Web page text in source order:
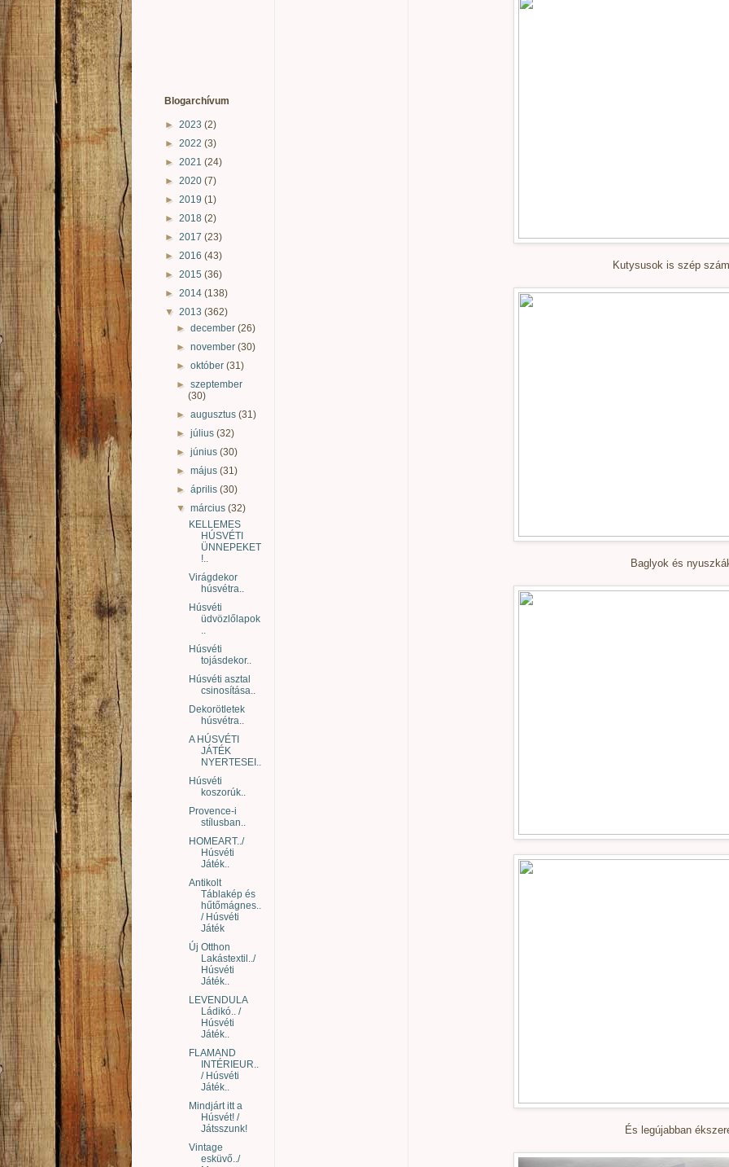
Kutysusok is szép
Baglyok és
És legújabban
Blogarchívum
► 2023 (2)
► 2022 (3)
► 2021 (24)
► 2020 (7)
► 2019 (1)
► 2018 (2)
► 2017 (23)
► 2016 (43)
► 2015 (36)
► 2014 (138)
▼ 2013 (362)
►december(26)
►november(30)
►október(31)
►szeptember
(30)
►augusztus(31)
►július(32)
►június(30)
►május(31)
►április(30)
▼március(32)
KELLEMES
HÚSVÉTI
ÜNNEPEKET
!..
Virágdekor
húsvétra..
Húsvéti
üdvözlőlapok
Húsvéti
tojásdekor..
Húsvéti asztal
csinosítása..
Dekorötletek
húsvétra..
A HÚSVÉTI
JÁTÉK
NYERTESEI..
Húsvéti
koszorúk..
Provence-i
stílusban..
HOMEART../
Húsvéti
Játék..
Antikolt
Táblakép és
hűtőmágnes..
/ Húsvéti
Játék
Új Otthon
Lakástextil../
Húsvéti
Játék..
LEVENDULA
Ládikó.. /
Húsvéti
Játék..
FLAMAND
INTÉRIEUR..
/ Húsvéti
Játék..
Mindjárt itt a
Húsvét! /
Játsszunk!
Vintage
esküvő../